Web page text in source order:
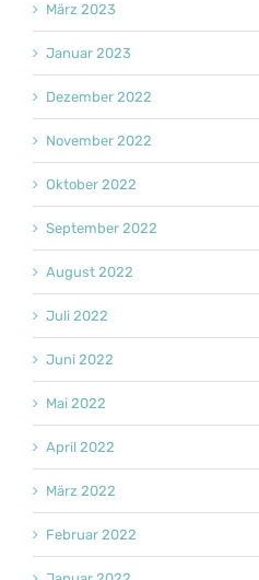
März 2023
Januar 2023
Dezember 2022
November 2022
Oktober 2022
September 2022
August 2022
Juli 2022
Juni 2022
Mai 2022
April 2022
März 2022
Februar 2022